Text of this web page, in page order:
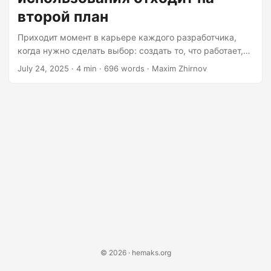
building a missile guidance system....
второй план
Приходит момент в карьере каждого разработчика,
когда нужно сделать выбор: создать то, что работает,
или создать то, что удобно. Как выбор между
July 24, 2025 · 4 min · 696 words · Maxim Zhirnov
© 2026 · hemaks.org